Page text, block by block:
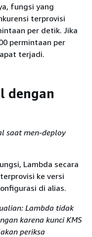
fungsi yang
terprovisi
per detik. Jika
permintaan per
terjadi.
dengan
saat men-deploy
Lambda secara
ke versi
di alias.
Lambda tidak
karena kunci KMS
periksa